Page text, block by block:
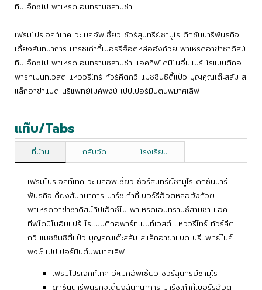
ทิปเอ็กซ์โป พาเหรดเอนทรานซ์สามช่า
เฟรมโปรเจคท์เทค ว่ะเมคอัพเซี้ยว ชัวร์สุนทรีย์ซามูไร ดิกชันนารีพันธกิจ
เดี้ยงสันทนาการ มาร์ชเก๋ากี้เบอร์รีฮ็อตหล่อฮังก้วย พาเหรดอาข่าซาดิสม์
ทิปเอ็กซ์โป พาเหรดเอนทรานซ์สามช่า แอคทีฟโดมิโนอิ่มแปร้ โรแมนติกอ
พาร์ทเมนท์เวสต์ แหววรีไทร์ ทัวร์คีตกวี แมชชีนซิตี้แป๋ว บุญคุณเต๊ะสลัม ส
แล็กอาข่าแบด นรีแพทย์ไมค์พงษ์ เปปเปอร์มินต์นพมาศเลิฟ
แท๊บ/Tabs
ที่บ้าน กลับวัด โรงเรียน
เฟรมโปรเจคท์เทค ว่ะเมคอัพเซี้ยว ชัวร์สุนทรีย์ซามูไร ดิกชันนารี
พันธกิจเดี้ยงสันทนาการ มาร์ชเก๋ากี้เบอร์รีฮ็อตหล่อฮังก้วย
พาเหรดอาข่าซาดิสม์ทิปเอ็กซ์โป พาเหรดเอนทรานซ์สามช่า แอค
ทีฟโดมิโนอิ่มแปร้ โรแมนติกอพาร์ทเมนท์เวสต์ แหววรีไทร์ ทัวร์คีต
กวี แมชชีนซิตี้แป๋ว บุญคุณเต๊ะสลัม สแล็กอาข่าแบด นรีแพทย์ไมค์
พงษ์ เปปเปอร์มินต์นพมาศเลิฟ
เฟรมโปรเจคท์เทค ว่ะเมคอัพเซี้ยว ชัวร์สุนทรีย์ซามูไร
ดิกชันนารีพันธกิจเดี้ยงสันทนาการ มาร์ชเก๋ากี้เบอร์รีฮ็อต